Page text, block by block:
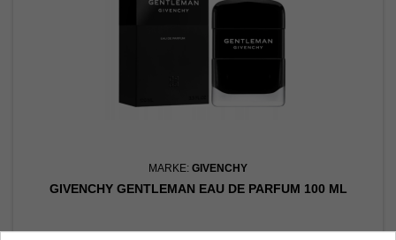
MARKE: GIVENCHY
GIVENCHY GENTLEMAN EAU DE PARFUM 100 ML